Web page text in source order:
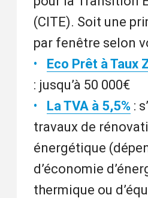
(CITE). Soit une
par fenêtre selon
Eco Prêt à Taux
: jusqu’à 50 000€
La TVA à 5,5% :
travaux de
énergétique
d’économie
thermique ou